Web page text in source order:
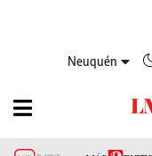
Neuquén